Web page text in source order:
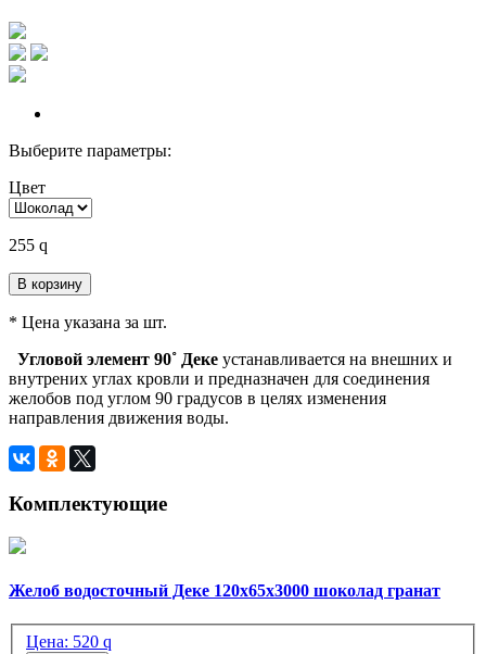
Выберите параметры:
Цвет
255 q
В корзину
* Цена указана за шт.
Угловой элемент 90˚ Деке устанавливается на внешних и
внутрених углах кровли и предназначен для соединения
желобов под углом 90 градусов в целях изменения
направления движения воды.
Комплектующие
Желоб водосточный Деке 120х65х3000 шоколад гранат
Цена: 520 q